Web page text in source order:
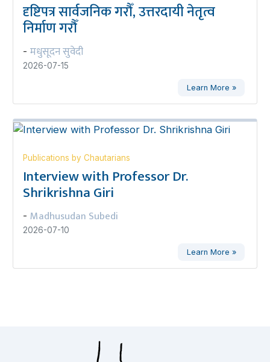
दृष्टिपत्र सार्वजनिक गरौँ, उत्तरदायी नेतृत्व
निर्माण गरौँ
- मधुसूदन सुवेदी
2026-07-15
Learn More »
Publications by Chautarians
Interview with Professor Dr.
Shrikrishna Giri
- Madhusudan Subedi
2026-07-10
Learn More »